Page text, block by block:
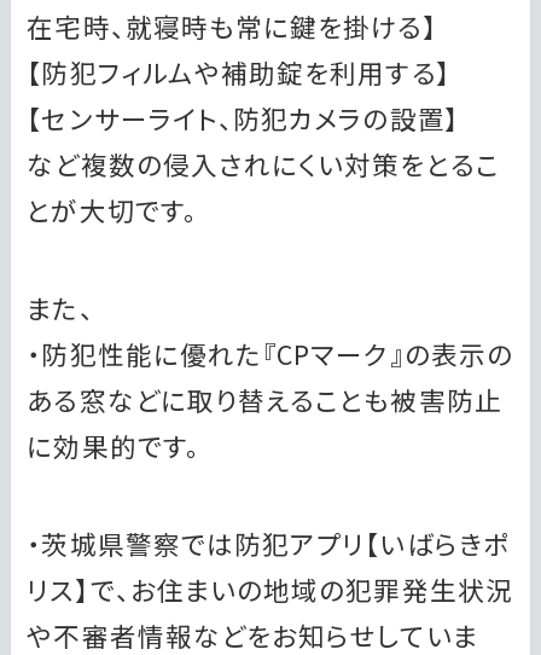
在宅時、就寝時も常に鍵を掛ける】
【防犯フィルムや補助錠を利用する】
【センサーライト、防犯カメラの設置】
など複数の侵入されにくい対策をとるこ
とが大切です。
また、
・防犯性能に優れた『CPマーク』の表示の
ある窓などに取り替えることも被害防止
に効果的です。
・茨城県警察では防犯アプリ【いばらきポ
リス】で、お住まいの地域の犯罪発生状況
や不審者情報などをお知らせしていま